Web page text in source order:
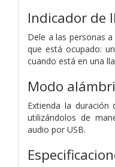
Indicador de
Dele a las personas
que está ocupado:
cuando está en una
Modo
Extienda la duración
utilizándolos de
audio por USB.